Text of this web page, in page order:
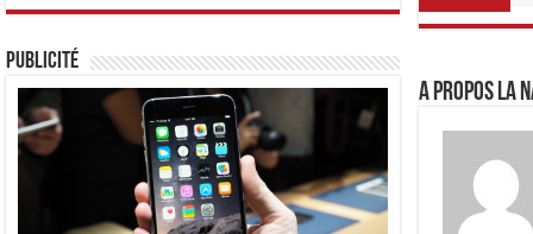
A propos LA
Publicité